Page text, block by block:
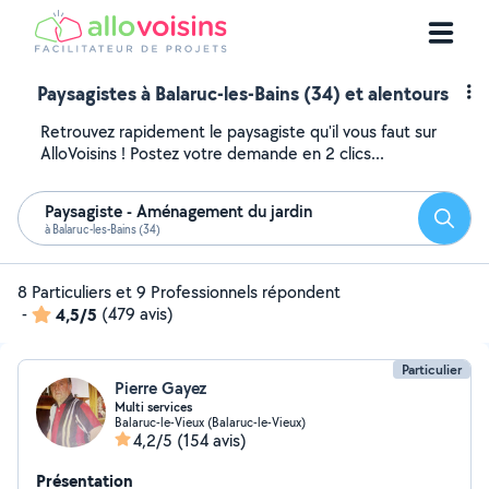
Paysagistes à Balaruc-les-Bains (34) et alentours
Retrouvez rapidement le paysagiste qu'il vous faut sur
AlloVoisins ! Postez votre demande en 2 clics...
Paysagiste - Aménagement du jardin
à Balaruc-les-Bains (34)
8 Particuliers et 9 Professionnels répondent
-
4,5/5 (479 avis)
Particulier
Pierre Gayez
Multi services
Balaruc-le-Vieux (Balaruc-le-Vieux)
4,2/5 (154 avis)
Présentation